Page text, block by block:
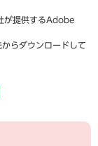
が提供するAdobe
らダウンロードして